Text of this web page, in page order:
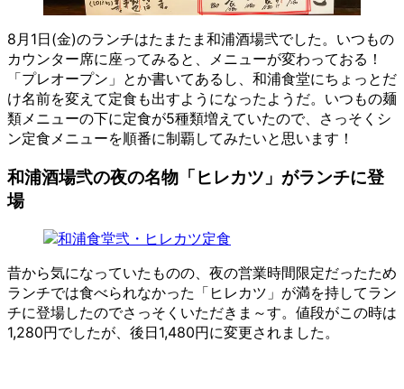
8月1日(金)のランチはたまたま和浦酒場弐でした。いつもの
カウンター席に座ってみると、メニューが変わっておる！
「プレオープン」とか書いてあるし、和浦食堂にちょっとだ
け名前を変えて定食も出すようになったようだ。いつもの麺
類メニューの下に定食が5種類増えていたので、さっそくシ
ン定食メニューを順番に制覇してみたいと思います！
和浦酒場弐の夜の名物「ヒレカツ」がランチに登
場
昔から気になっていたものの、夜の営業時間限定だったため
ランチでは食べられなかった「ヒレカツ」が満を持してラン
チに登場したのでさっそくいただきま～す。値段がこの時は
1,280円でしたが、後日1,480円に変更されました。